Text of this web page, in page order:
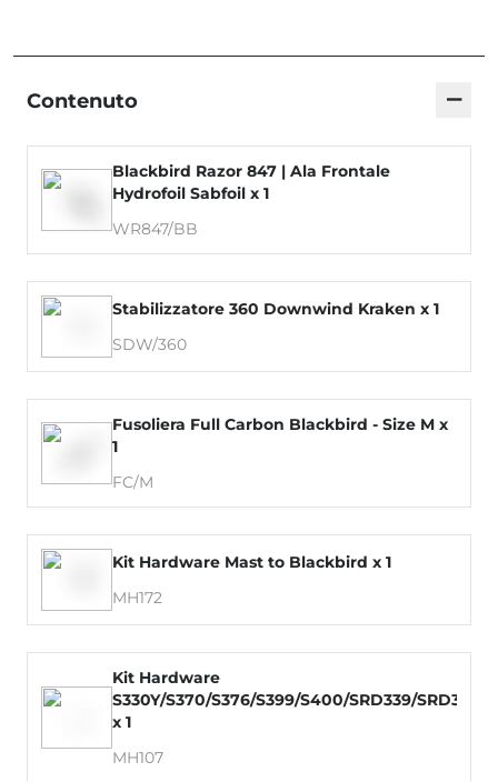
Contenuto −
Blackbird Razor 847 | Ala Frontale
Hydrofoil Sabfoil x 1
WR847/BB
Stabilizzatore 360 Downwind Kraken x 1
SDW/360
Fusoliera Full Carbon Blackbird - Size M x
1
FC/M
Kit Hardware Mast to Blackbird x 1
MH172
Kit Hardware
S330Y/S370/S376/S399/S400/SRD339/SRD379
x 1
MH107